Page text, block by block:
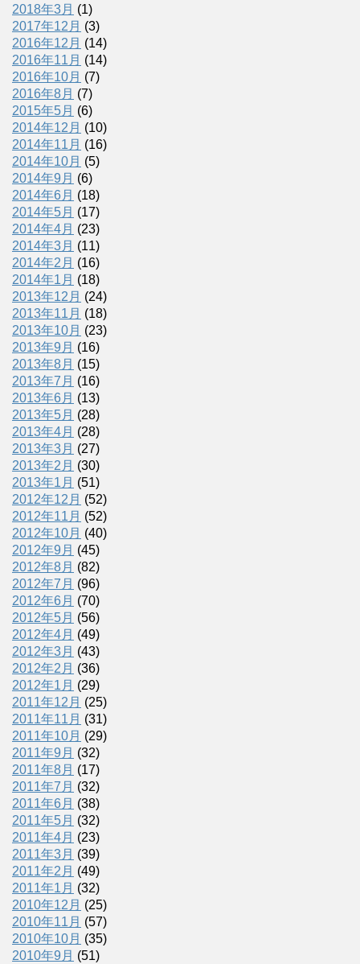
2018年3月 (1)
2017年12月 (3)
2016年12月 (14)
2016年11月 (14)
2016年10月 (7)
2016年8月 (7)
2015年5月 (6)
2014年12月 (10)
2014年11月 (16)
2014年10月 (5)
2014年9月 (6)
2014年6月 (18)
2014年5月 (17)
2014年4月 (23)
2014年3月 (11)
2014年2月 (16)
2014年1月 (18)
2013年12月 (24)
2013年11月 (18)
2013年10月 (23)
2013年9月 (16)
2013年8月 (15)
2013年7月 (16)
2013年6月 (13)
2013年5月 (28)
2013年4月 (28)
2013年3月 (27)
2013年2月 (30)
2013年1月 (51)
2012年12月 (52)
2012年11月 (52)
2012年10月 (40)
2012年9月 (45)
2012年8月 (82)
2012年7月 (96)
2012年6月 (70)
2012年5月 (56)
2012年4月 (49)
2012年3月 (43)
2012年2月 (36)
2012年1月 (29)
2011年12月 (25)
2011年11月 (31)
2011年10月 (29)
2011年9月 (32)
2011年8月 (17)
2011年7月 (32)
2011年6月 (38)
2011年5月 (32)
2011年4月 (23)
2011年3月 (39)
2011年2月 (49)
2011年1月 (32)
2010年12月 (25)
2010年11月 (57)
2010年10月 (35)
2010年9月 (51)